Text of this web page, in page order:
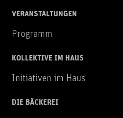
VERANSTALTUNGEN
Programm
KOLLEKTIVE IM HAUS
Initiativen im Haus
DIE BÄCKEREI